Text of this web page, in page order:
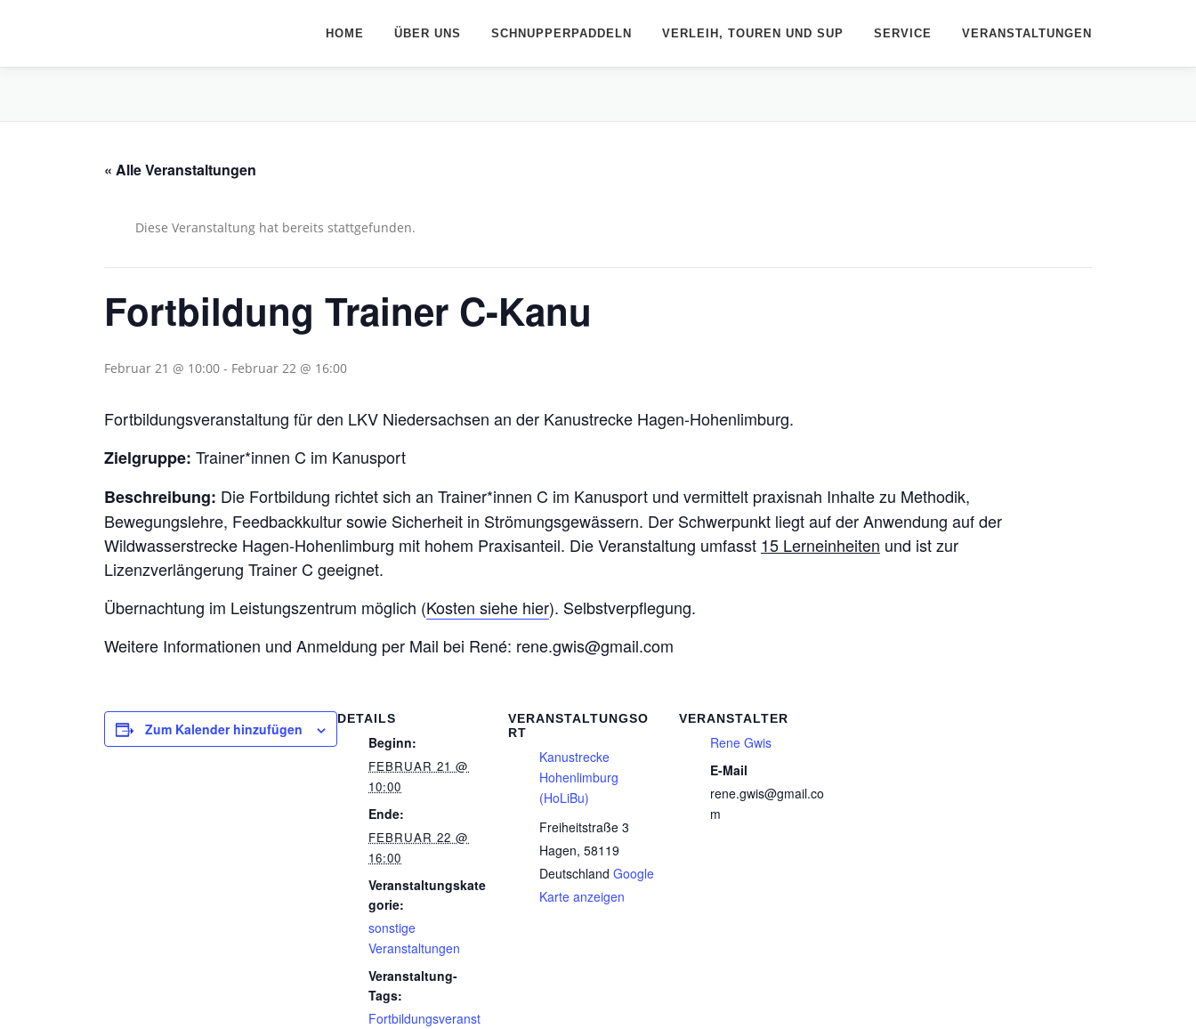
HOME ÜBER UNS SCHNUPPERPADDELN VERLEIH, TOUREN UND SUP SERVICE VERANSTALTUNGEN
« Alle Veranstaltungen
Diese Veranstaltung hat bereits stattgefunden.
Fortbildung Trainer C-Kanu
Februar 21 @ 10:00 - Februar 22 @ 16:00
Fortbildungsveranstaltung für den LKV Niedersachsen an der Kanustrecke Hagen-Hohenlimburg.
Zielgruppe: Trainer*innen C im Kanusport
Beschreibung: Die Fortbildung richtet sich an Trainer*innen C im Kanusport und vermittelt praxisnah Inhalte zu Methodik,
Bewegungslehre, Feedbackkultur sowie Sicherheit in Strömungsgewässern. Der Schwerpunkt liegt auf der Anwendung auf der
Wildwasserstrecke Hagen-Hohenlimburg mit hohem Praxisanteil. Die Veranstaltung umfasst 15 Lerneinheiten und ist zur
Lizenzverlängerung Trainer C geeignet.
Übernachtung im Leistungszentrum möglich (Kosten siehe hier). Selbstverpflegung.
Weitere Informationen und Anmeldung per Mail bei René: rene.gwis@gmail.com
Zum Kalender hinzufügen
DETAILS
Beginn:
FEBRUAR 21 @
10:00
Ende:
FEBRUAR 22 @
16:00
Veranstaltungskate
gorie:
sonstige
Veranstaltungen
Veranstaltung-
Tags:
Fortbildungsveranst
VERANSTALTUNGSO
RT
Kanustrecke
Hohenlimburg
(HoLiBu)
Freiheitstraße 3
Hagen, 58119
Deutschland Google
Karte anzeigen
VERANSTALTER
Rene Gwis
E-Mail
rene.gwis@gmail.co
m